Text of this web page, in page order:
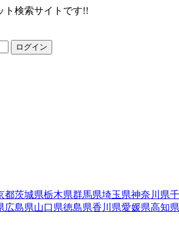
ト検索サイトです!!
ログイン
都茨城県栃木県群馬県埼玉県神奈川県
広島県山口県徳島県香川県愛媛県高知県